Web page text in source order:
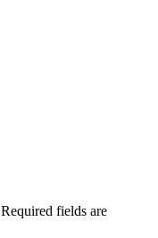
Required fields are